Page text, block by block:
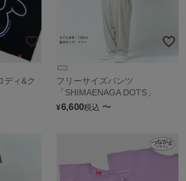
ディ&ク
フリーサイズパンツ
「SHIMAENAGA DOTS」
¥6,600税込 〜